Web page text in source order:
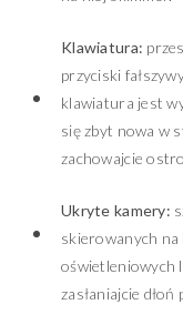
Klawiatura:
przyciski
klawiatura jest
się zbyt nowa w
zachowajcie
Ukryte kamery:
skierowanych
oświetleniowych
zasłaniajcie